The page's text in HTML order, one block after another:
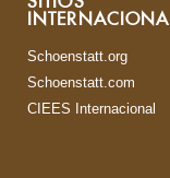
Schoenstatt.org
Schoenstatt.com
CIEES Internacional